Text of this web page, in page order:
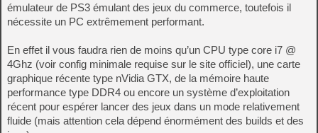
émulateur de PS3 émulant des jeux du commerce, toutefois il
nécessite un PC extrêmement performant.
En effet il vous faudra rien de moins qu’un CPU type core i7 @
4Ghz (voir config minimale requise sur le site officiel), une carte
graphique récente type nVidia GTX, de la mémoire haute
performance type DDR4 ou encore un système d’exploitation
récent pour espérer lancer des jeux dans un mode relativement
fluide (mais attention cela dépend énormément des builds et des